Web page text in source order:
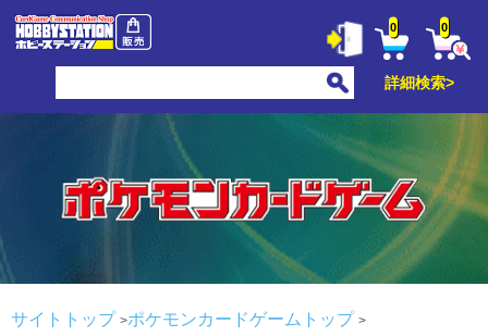
0 0
詳細検索>
サイトトップ
ポケモンカードゲームトップ